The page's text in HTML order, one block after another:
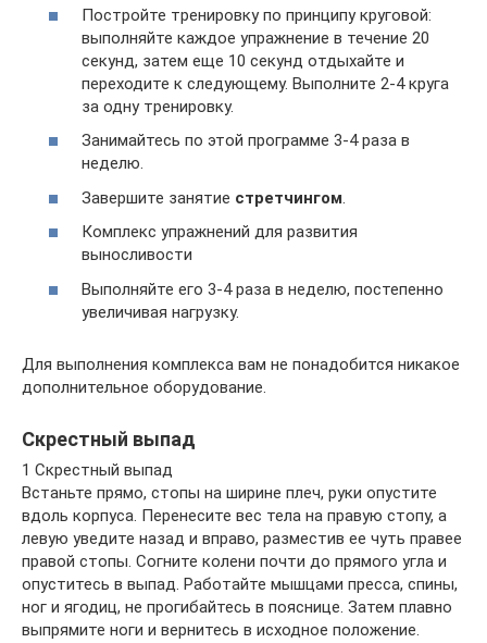
Постройте тренировку по принципу круговой:
выполняйте каждое упражнение в течение 20
секунд, затем еще 10 секунд отдыхайте и
переходите к следующему. Выполните 2-4 круга
за одну тренировку.
Занимайтесь по этой программе 3-4 раза в
неделю.
Завершите занятие стретчингом
Комплекс упражнений для развития
выносливости
Выполняйте его 3-4 раза в неделю, постепенно
увеличивая нагрузку.
Для выполнения комплекса вам не понадобится никакое
дополнительное оборудование.
Скрестный выпад
1 Скрестный выпад
Встаньте прямо, стопы на ширине плеч, руки опустите
вдоль корпуса. Перенесите вес тела на правую стопу, а
левую уведите назад и вправо, разместив ее чуть правее
правой стопы. Согните колени почти до прямого угла и
опуститесь в выпад. Работайте мышцами пресса, спины,
ног и ягодиц, не прогибайтесь в пояснице. Затем плавно
выпрямите ноги и вернитесь в исходное положение.